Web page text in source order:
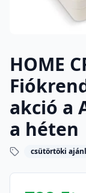
HOME
akció a
a héten
csütörtöki